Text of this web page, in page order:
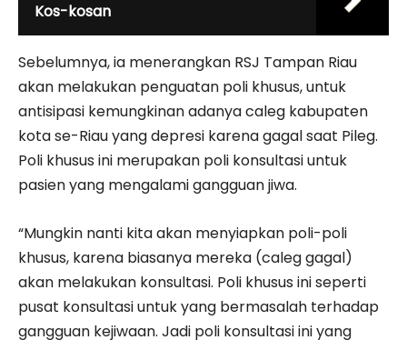
Kos-kosan
Sebelumnya, ia menerangkan RSJ Tampan Riau
akan melakukan penguatan poli khusus, untuk
antisipasi kemungkinan adanya caleg kabupaten
kota se-Riau yang depresi karena gagal saat Pileg.
Poli khusus ini merupakan poli konsultasi untuk
pasien yang mengalami gangguan jiwa.
“Mungkin nanti kita akan menyiapkan poli-poli
khusus, karena biasanya mereka (caleg gagal)
akan melakukan konsultasi. Poli khusus ini seperti
pusat konsultasi untuk yang bermasalah terhadap
gangguan kejiwaan. Jadi poli konsultasi ini yang